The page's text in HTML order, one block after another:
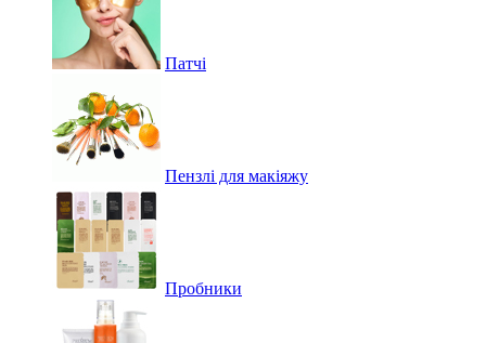
Патчі
Пензлі для макіяжу
Пробники